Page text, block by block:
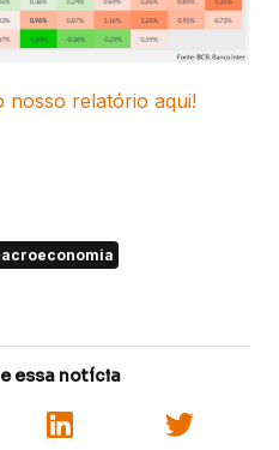
nosso relatório aqui!
essa notícia